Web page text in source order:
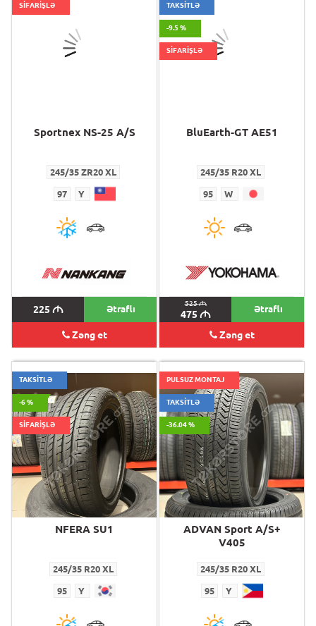
SİFARİŞLƏ
Sportnex NS-25 A/S
245/35 ZR20 XL
97 Y
225 M Ətraflı
Zəng et
TAKSİTLƏ
-9.5 %
SİFARİŞLƏ
BluEarth-GT AE51
245/35 R20 XL
95 W
525M
475 M Ətraflı
Zəng et
TAKSİTLƏ
-6 %
SİFARİŞLƏ
NFERA SU1
245/35 R20 XL
95 Y
PULSUZ MONTAJ
TAKSİTLƏ
-36.04 %
ADVAN Sport A/S+
V405
245/35 R20 XL
95 Y